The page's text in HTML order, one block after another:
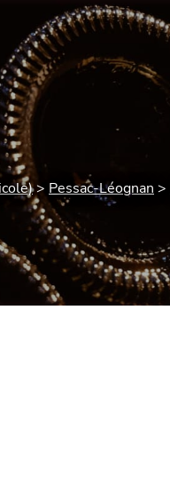
Pessac-Léognan